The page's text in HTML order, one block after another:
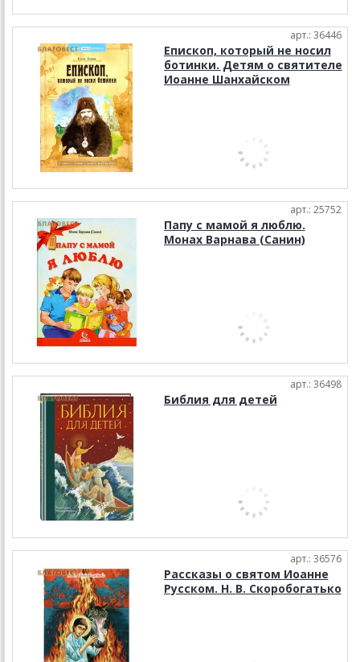
арт.: 36446
Епископ, который не носил
ботинки. Детям о святителе
Иоанне Шанхайском
арт.: 25752
Папу с мамой я люблю.
Монах Варнава (Санин)
арт.: 36498
Библия для детей
арт.: 36576
Рассказы о святом Иоанне
Русском. Н. В. Скоробогатько